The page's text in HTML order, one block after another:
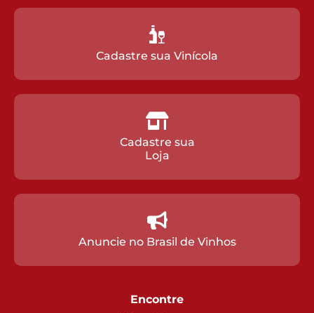
Cadastre sua Vinícola
Cadastre sua
Loja
Anuncie no Brasil de Vinhos
Encontre